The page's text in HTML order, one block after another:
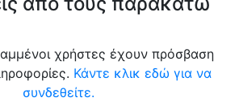
χρήστες έχουν πρόσβαση
Κάντε κλικ εδώ για να
συνδεθείτε.